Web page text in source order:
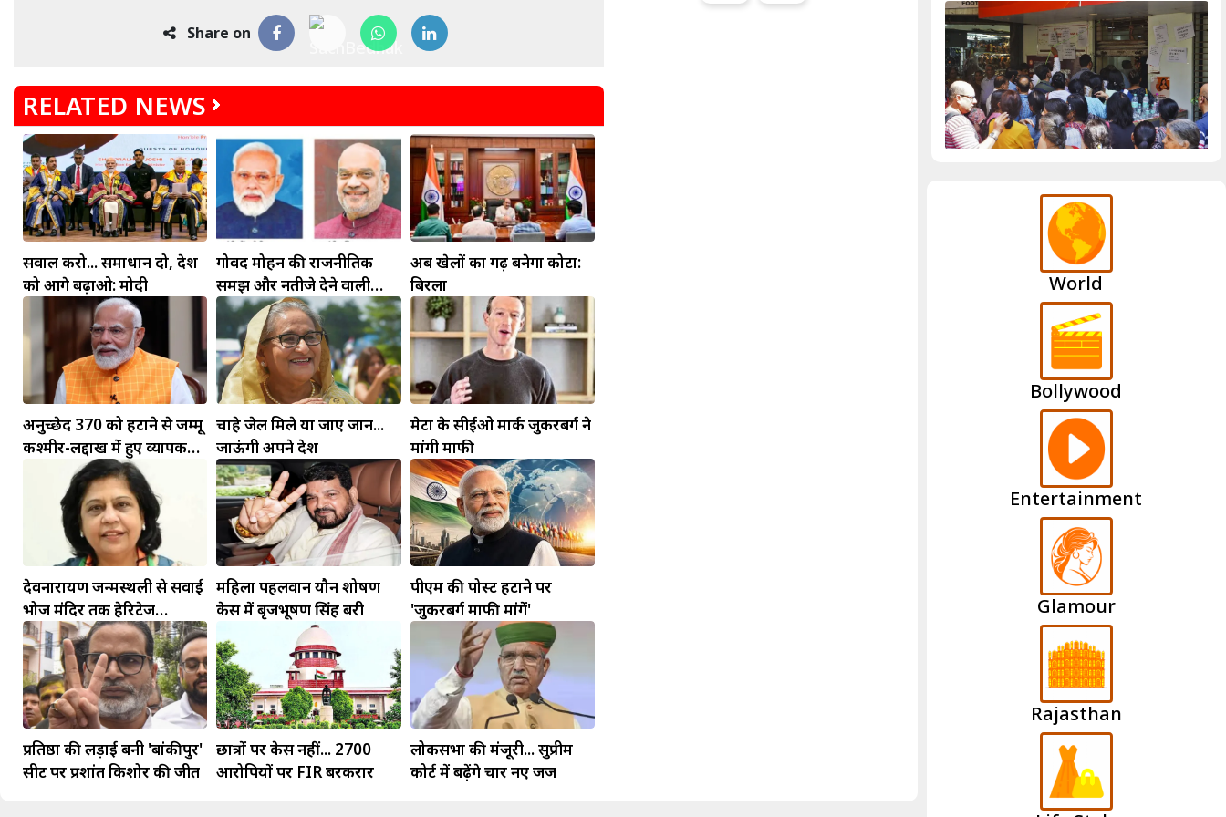
Share on
RELATED NEWS
सवाल करो... समाधान दो, देश
को आगे बढ़ाओ: मोदी
गोविंद मोहन की राजनीतिक
समझ और नतीजे देने वाली
कार्यशैली ने अमित शाह का
जीता भरोसा: डॉ. जगदीश चंद्र
अब खेलों का गढ़ बनेगा कोटा:
बिरला
अनुच्छेद 370 को हटाने से जम्मू
कश्मीर-लद्दाख में हुए व्यापक
बदलाव: PM मोदी
चाहे जेल मिले या जाए जान...
जाऊंगी अपने देश
मेटा के सीईओ मार्क जुकरबर्ग ने
मांगी माफी
देवनारायण जन्मस्थली से सवाई
भोज मंदिर तक हेरिटेज
कॉरिडोर बनाने की मांग
महिला पहलवान यौन शोषण
केस में बृजभूषण सिंह बरी
पीएम की पोस्ट हटाने पर
'जुकरबर्ग माफी मांगें'
प्रतिष्ठा की लड़ाई बनी 'बांकीपुर'
सीट पर प्रशांत किशोर की जीत
छात्रों पर केस नहीं... 2700
आरोपियों पर FIR बरकरार
लोकसभा की मंजूरी... सुप्रीम
कोर्ट में बढ़ेंगे चार नए जज
World
Bollywood
Entertainment
Glamour
Rajasthan